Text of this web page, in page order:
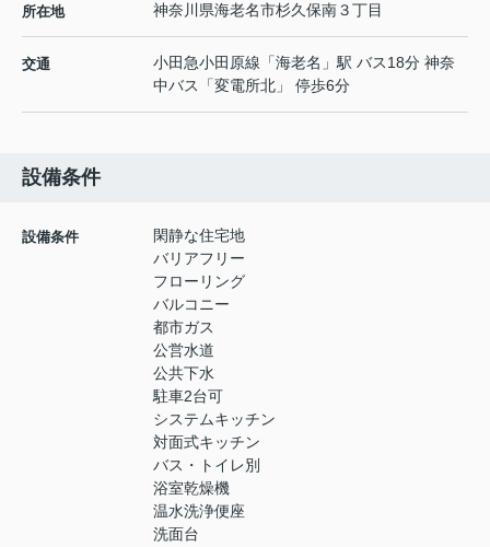
所在地 神奈川県海老名市杉久保南３丁目
交通 小田急小田原線 「海老名 」駅 バス18分 神奈
中バス「変電所北」 停歩6分
設備条件
設備条件
閑静な住宅地
バリアフリー
フローリング
バルコニー
都市ガス
公営水道
公共下水
駐車2台可
システムキッチン
対面式キッチン
バス・トイレ別
浴室乾燥機
温水洗浄便座
洗面台